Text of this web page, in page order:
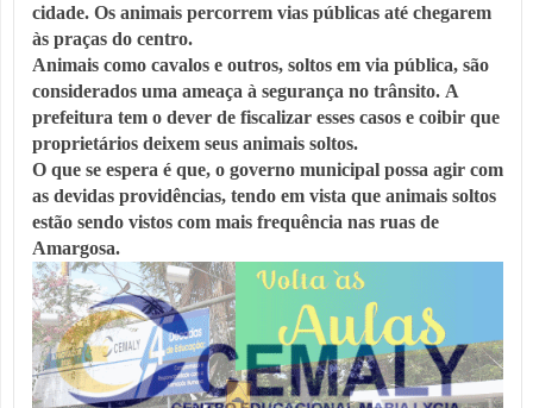
cidade. Os animais percorrem vias públicas até chegarem
às praças do centro.
Animais como cavalos e outros, soltos em via pública, são
considerados uma ameaça à segurança no trânsito. A
prefeitura tem o dever de fiscalizar esses casos e coibir que
proprietários deixem seus animais soltos.
O que se espera é que, o governo municipal possa agir com
as devidas providências, tendo em vista que animais soltos
estão sendo vistos com mais frequência nas ruas de
Amargosa.